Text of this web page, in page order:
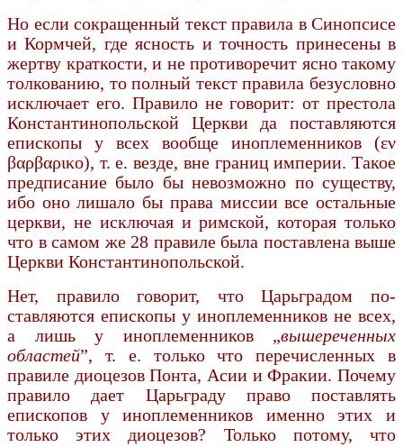
Но если сокращенный текст правила в Синопсисе
и Кормчей, где ясность и точность при­несены в
жертву краткости, и не противоречит ясно такому
толкованию, то полный текст правила безусловно
исключает его. Правило не говорит: от престола
Константинопольской Церкви да по­ставляются
епископы у всех вообще иноплеменников (εν
βαρβαρικο), т. е. везде, вне границ империи. Такое
предписание было бы невозможно по существу,
ибо оно лишало бы права миссии все остальные
церкви, не исключая и римской, которая только
что в самом же 28 правиле была поставлена выше
Церкви Константинопольской.
Нет, правило говорит, что Царьградом по­
ставляются епископы у иноплеменников не всех,
а лишь у иноплеменников „вышереченных
областей”, т. е. только что перечисленных в
правиле диоцезов Понта, Асии и Фракии. Почему
правило дает Царьграду право поставлять
епископов у иноплеменников именно этих и
только этих диоцезов? Только потому, что